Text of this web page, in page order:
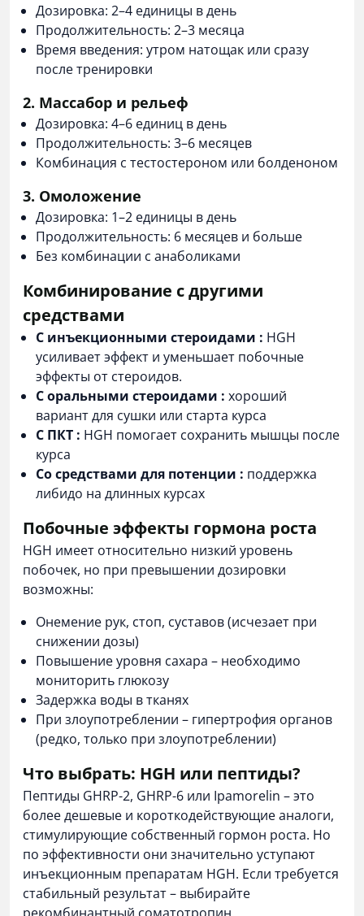
Дозировка: 2–4 единицы в день
Продолжительность: 2–3 месяца
Время введения: утром натощак или сразу
после тренировки
2. Массабор и рельеф
Дозировка: 4–6 единиц в день
Продолжительность: 3–6 месяцев
Комбинация с тестостероном или болденоном
3. Омоложение
Дозировка: 1–2 единицы в день
Продолжительность: 6 месяцев и больше
Без комбинации с анаболиками
Комбинирование с другими
средствами
С инъекционными стероидами : HGH
усиливает эффект и уменьшает побочные
эффекты от стероидов.
Соральными стероидами : хороший
вариант для сушки или старта курса
С ПКТ : HGH помогает сохранить мышцы после
курса
Сосредствами для потенции : поддержка
либидо на длинных курсах
Побочные эффекты гормона роста
HGH имеет относительно низкий уровень
побочек, но при превышении дозировки
возможны:
Онемение рук, стоп, суставов (исчезает при
снижении дозы)
Повышение уровня сахара – необходимо
мониторить глюкозу
Задержка воды в тканях
При злоупотреблении – гипертрофия органов
(редко, только при злоупотреблении)
Что выбрать: HGH или пептиды?
Пептиды GHRP-2, GHRP-6 или Ipamorelin – это
более дешевые и короткодействующие аналоги,
стимулирующие собственный гормон роста. Но
по эффективности они значительно уступают
инъекционным препаратам HGH. Если требуется
стабильный результат – выбирайте